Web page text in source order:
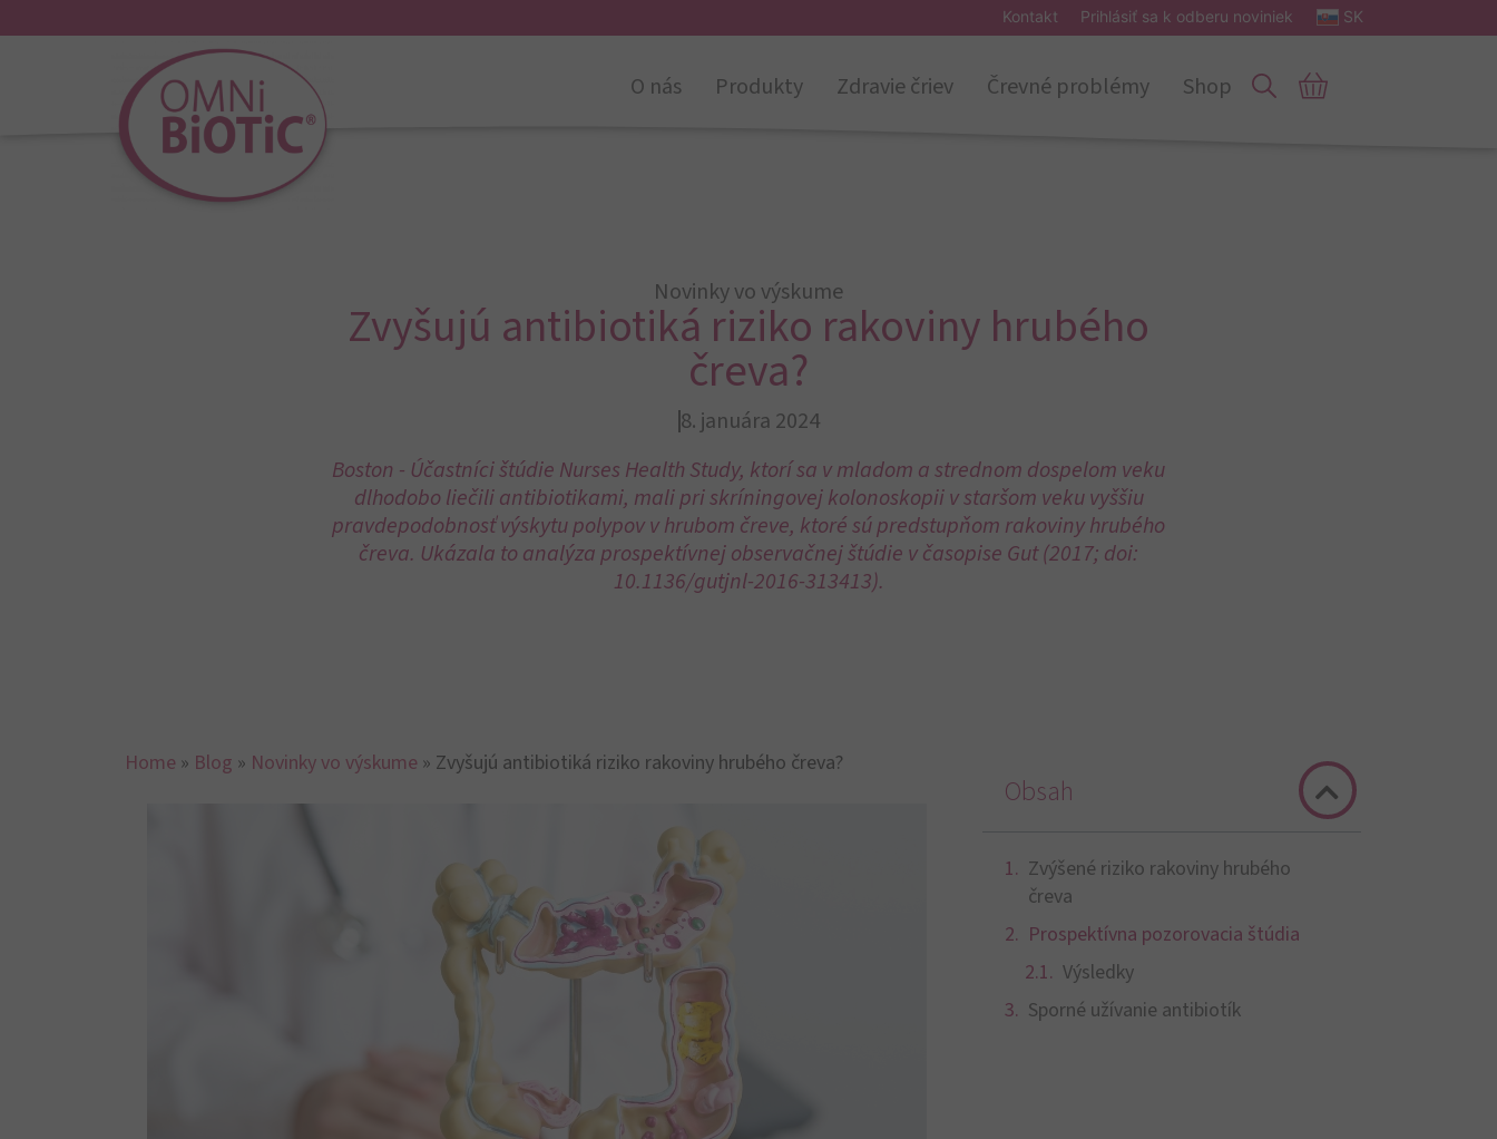
Kontakt Prihlásiť sa k odberu noviniek SK
O nás Produkty Zdravie čriev Črevné problémy Shop
Novinky vo výskume
Zvyšujú antibiotiká riziko rakoviny hrubého
čreva?
8. januára 2024
Boston - Účastníci štúdie Nurses Health Study, ktorí sa v mladom a strednom dospelom veku
dlhodobo liečili antibiotikami, mali pri skríningovej kolonoskopii v staršom veku vyššiu
pravdepodobnosť výskytu polypov v hrubom čreve, ktoré sú predstupňom rakoviny hrubého
čreva. Ukázala to analýza prospektívnej observačnej štúdie v časopise Gut (2017; doi:
10.1136/gutjnl-2016-313413).
Home » Blog » Novinky vo výskume » Zvyšujú antibiotiká riziko rakoviny hrubého čreva?
Obsah
Zvýšené riziko rakoviny hrubého
čreva
Prospektívna pozorovacia štúdia
Výsledky
Sporné užívanie antibiotík